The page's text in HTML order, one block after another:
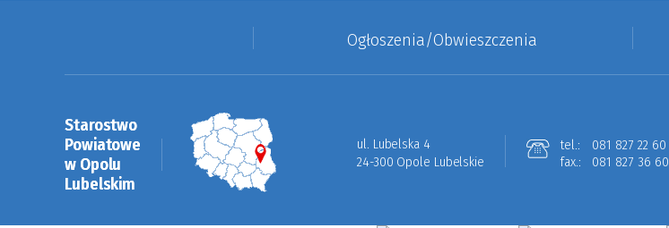
Ogłoszenia/Obwieszczenia
Starostwo
Powiatowe
w Opolu
Lubelskim
ul. Lubelska 4
24-300 Opole Lubelskie
tel.:
081 827 22 60
fax.:
081 827 36 60